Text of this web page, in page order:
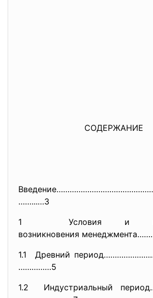
СОДЕРЖАНИЕ
……...…3
1 Условия и
возникновения
1.1 Древний
……………5
1.2 Индустриальный